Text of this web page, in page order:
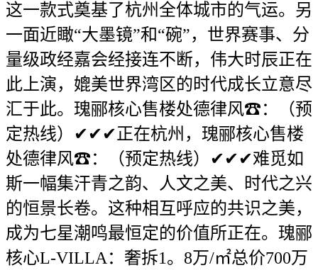
这一款式奠基了杭州全体城市的气运。另
一面近瞰“大墨镜”和“碗”，世界赛事、分
量级政经嘉会经接连不断，伟大时辰正在
此上演，媲美世界湾区的时代成长立意尽
汇于此。瑰郦核心售楼处德律风☎：（预
定热线）✔✔✔正在杭州，瑰郦核心售楼
处德律风☎：（预定热线）✔✔✔难觅如
斯一幅集汗青之韵、人文之美、时代之兴
的恒景长卷。这种相互呼应的共识之美，
成为七星潮鸣最恒定的价值所正在。瑰郦
核心L-VILLA：奢拆1。8万/㎡总价700万